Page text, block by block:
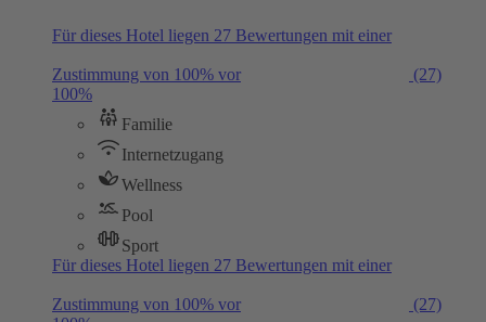
Für dieses Hotel liegen 27 Bewertungen mit einer
Zustimmung von 100% vor
(27)
100%
Familie
Internetzugang
Wellness
Pool
Sport
Für dieses Hotel liegen 27 Bewertungen mit einer
Zustimmung von 100% vor
(27)